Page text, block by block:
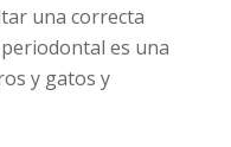
una correcta
es una
y gatos y